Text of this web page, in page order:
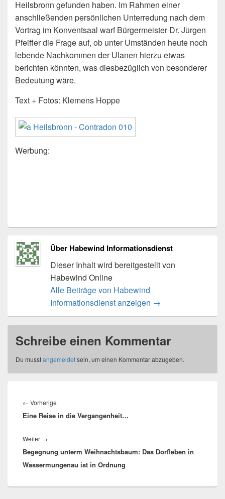
Heilsbronn gefunden haben. Im Rahmen einer
anschließenden persönlichen Unterredung nach dem
Vortrag im Konventsaal warf Bürgermeister Dr. Jürgen
Pfeiffer die Frage auf, ob unter Umständen heute noch
lebende Nachkommen der Ulanen hierzu etwas
berichten könnten, was diesbezüglich von besonderer
Bedeutung wäre.
Text + Fotos: Klemens Hoppe
Werbung:
Über Habewind Informationsdienst
Dieser Inhalt wird bereitgestellt von
Habewind Online
Alle Beiträge von Habewind
Informationsdienst anzeigen →
Schreibe einen Kommentar
Du musstangemeldetsein, um einen Kommentar abzugeben.
← Vorherige
Beitrag:
Eine Reise in die Vergangenheit…
Weiter →
Beitrag:
Begegnung unterm Weihnachtsbaum: Das Dorfleben in
Wassermungenau ist in Ordnung